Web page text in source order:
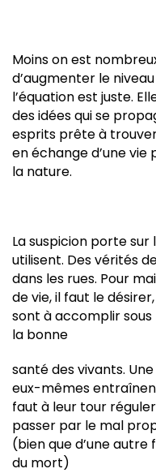
Moins on est
d’augmenter le
l’équation est juste.
des idées qui se
esprits prête à
en échange d’une vie
la nature.
La suspicion porte
utilisent. Des vérités
dans les rues. Pour
de vie, il faut le
sont à accomplir
la bonne
santé des vivants.
eux-mêmes
faut à leur tour
passer par le mal
(bien que d’une
du mort)